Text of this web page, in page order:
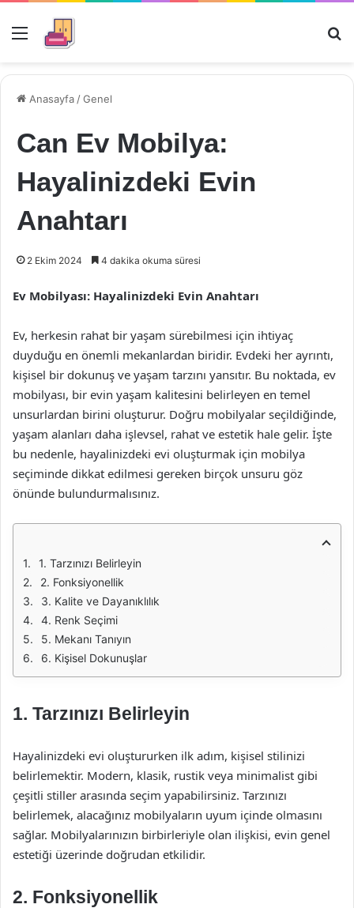
Menü
Anasayfa /Genel
Can Ev Mobilya:
Hayalinizdeki Evin
Anahtarı
2 Ekim 2024 4 dakika okuma süresi
Ev Mobilyası: Hayalinizdeki Evin Anahtarı
Ev, herkesin rahat bir yaşam sürebilmesi için ihtiyaç
duyduğu en önemli mekanlardan biridir. Evdeki her ayrıntı,
kişisel bir dokunuş ve yaşam tarzını yansıtır. Bu noktada, ev
mobilyası, bir evin yaşam kalitesini belirleyen en temel
unsurlardan birini oluşturur. Doğru mobilyalar seçildiğinde,
yaşam alanları daha işlevsel, rahat ve estetik hale gelir. İşte
bu nedenle, hayalinizdeki evi oluşturmak için mobilya
seçiminde dikkat edilmesi gereken birçok unsuru göz
önünde bulundurmalısınız.
1. Tarzınızı Belirleyin
2. Fonksiyonellik
3. Kalite ve Dayanıklılık
4. Renk Seçimi
5. Mekanı Tanıyın
6. Kişisel Dokunuşlar
1. Tarzınızı Belirleyin
Hayalinizdeki evi oluştururken ilk adım, kişisel stilinizi
belirlemektir. Modern, klasik, rustik veya minimalist gibi
çeşitli stiller arasında seçim yapabilirsiniz. Tarzınızı
belirlemek, alacağınız mobilyaların uyum içinde olmasını
sağlar. Mobilyalarınızın birbirleriyle olan ilişkisi, evin genel
estetiği üzerinde doğrudan etkilidir.
2. Fonksiyonellik